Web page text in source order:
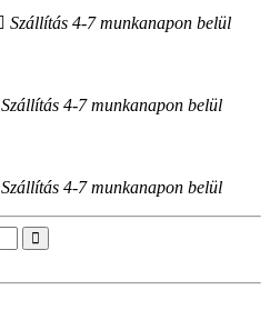
Szállítás 4-7 munkanapon belül
Szállítás 4-7 munkanapon belül
Szállítás 4-7 munkanapon belül